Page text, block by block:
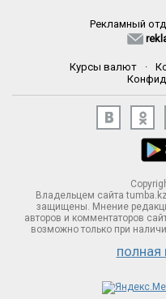
Рекламный
Курсы валют ·
Владельцем сайта
защищены. Мнение
авторов и комментаторов
возможно только при
полная